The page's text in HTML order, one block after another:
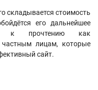
складывается стоимость
его дальнейшее
к прочтению как
частным лицам, которые
сайт.